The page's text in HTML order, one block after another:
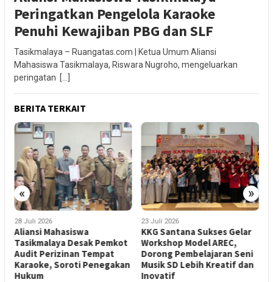
Peringatkan Pengelola Karaoke
Penuhi Kewajiban PBG dan SLF
Tasikmalaya – Ruangatas.com | Ketua Umum Aliansi
Mahasiswa Tasikmalaya, Riswara Nugroho, mengeluarkan
peringatan […]
BERITA TERKAIT
« »
28 Juli 2026
Aliansi Mahasiswa
Tasikmalaya Desak Pemkot
Audit Perizinan Tempat
Karaoke, Soroti Penegakan
Hukum
23 Juli 2026
KKG Santana Sukses Gelar
Workshop Model AREC,
Dorong Pembelajaran Seni
Musik SD Lebih Kreatif dan
Inovatif